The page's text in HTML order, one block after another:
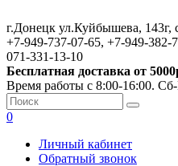
г.Донецк ул.Куйбышева, 143г,
+7-949-737-07-65, +7-949-382-
071-331-13-10
Бесплатная доставка от
Время работы с 8:00-16:00.
0
Личный кабинет
Обратный звонок